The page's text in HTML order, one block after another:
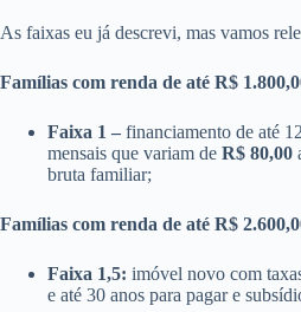
As faixas eu já descrevi, mas vamos
Famílias com renda de até R$
Faixa 1 – financiamento de até
mensais que variam de R$ 80,00
bruta familiar;
Famílias com renda de até R$
Faixa 1,5: imóvel novo com
e até 30 anos para pagar e